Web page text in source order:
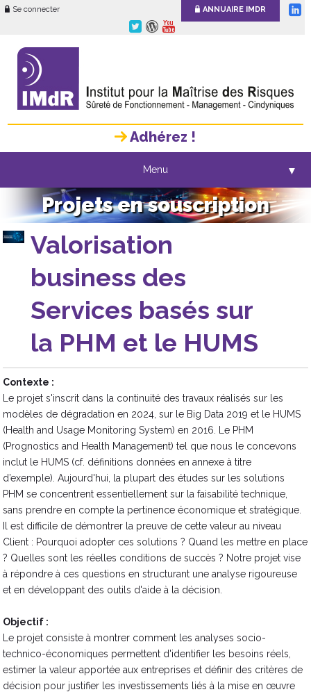
Se connecter ANNUAIRE IMDR
Adhérez !
Menu ▼
Projets en souscription
Valorisation
business des
Services basés sur
la PHM et le HUMS
Contexte :
Le projet s'inscrit dans la continuité des travaux réalisés sur les
modèles de dégradation en 2024, sur le Big Data 2019 et le HUMS
(Health and Usage Monitoring System) en 2016. Le PHM
(Prognostics and Health Management) tel que nous le concevons
inclut le HUMS (cf. définitions données en annexe à titre
d’exemple). Aujourd'hui, la plupart des études sur les solutions
PHM se concentrent essentiellement sur la faisabilité technique,
sans prendre en compte la pertinence économique et stratégique.
Il est difficile de démontrer la preuve de cette valeur au niveau
Client : Pourquoi adopter ces solutions ? Quand les mettre en place
? Quelles sont les réelles conditions de succès ? Notre projet vise
à répondre à ces questions en structurant une analyse rigoureuse
et en développant des outils d'aide à la décision.
Objectif :
Le projet consiste à montrer comment les analyses socio-
technico-économiques permettent d'identifier les besoins réels,
estimer la valeur apportée aux entreprises et définir des critères de
décision pour justifier les investissements liés à la mise en œuvre